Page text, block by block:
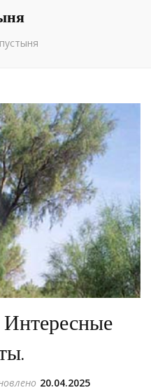
пустыня
20.04.2025